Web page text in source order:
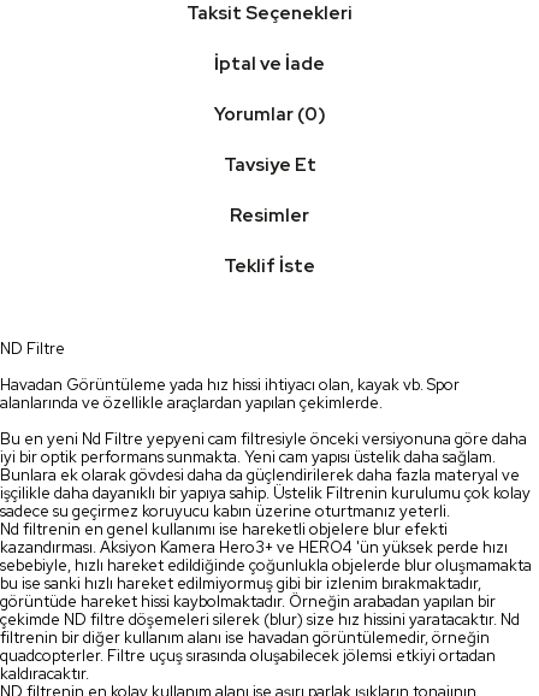
Taksit Seçenekleri
İptal ve İade
Yorumlar (0)
Tavsiye Et
Resimler
Teklif İste
ND Filtre
Havadan Görüntüleme yada hız hissi ihtiyacı olan, kayak vb. Spor
alanlarında ve özellikle araçlardan yapılan çekimlerde.
Bu en yeni Nd Filtre yepyeni cam filtresiyle önceki versiyonuna göre daha
iyi bir optik performans sunmakta. Yeni cam yapısı üstelik daha sağlam.
Bunlara ek olarak gövdesi daha da güçlendirilerek daha fazla materyal ve
işçilikle daha dayanıklı bir yapıya sahip. Üstelik Filtrenin kurulumu çok kolay
sadece su geçirmez koruyucu kabın üzerine oturtmanız yeterli.
Nd filtrenin en genel kullanımı ise hareketli objelere blur efekti
kazandırması. Aksiyon Kamera Hero3+ ve HERO4 'ün yüksek perde hızı
sebebiyle, hızlı hareket edildiğinde çoğunlukla objelerde blur oluşmamakta
bu ise sanki hızlı hareket edilmiyormuş gibi bir izlenim bırakmaktadır,
görüntüde hareket hissi kaybolmaktadır. Örneğin arabadan yapılan bir
çekimde ND filtre döşemeleri silerek (blur) size hız hissini yaratacaktır. Nd
filtrenin bir diğer kullanım alanı ise havadan görüntülemedir, örneğin
quadcopterler. Filtre uçuş sırasında oluşabilecek jölemsi etkiyi ortadan
kaldıracaktır.